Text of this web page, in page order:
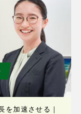
を加速させる｜